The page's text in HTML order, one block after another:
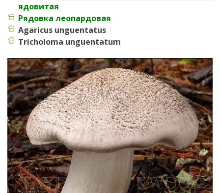
ядовитая
Рядовка леопардовая
Agaricus unguentatus
Tricholoma unguentatum